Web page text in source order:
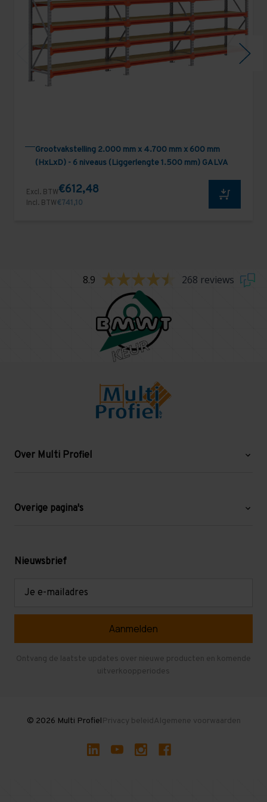
Grootvakstelling 2.000 mm x 4.700 mm x 600 mm
(HxLxD) - 6 niveaus (Liggerlengte 1.500 mm) GALVA
Excl. BTW€612,48
Incl. BTW€741,10
8.9 268 reviews
Over Multi Profiel
Blog
Levering en afhalen
Overige pagina's
Mezzanine
Gebruikte entresolvloeren
Nieuwsbrief
Ontvang de laatste updates over nieuwe producten en komende
uitverkoopperiodes
© 2026 Multi ProfielPrivacy beleidAlgemene voorwaarden